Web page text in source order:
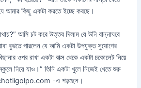
যে আমার কিছু একটা করতে ইচ্ছে করছে।
আমি চট করে উত্তর দিলাম যে উনি রান্নাঘরে
বুঝতে পারলেন যে আমি একটা উপযুক্ত সুযোগের
ওপর রাখা একটা বাক্স থেকে একটা চকোলেট নিয়ে
নিয়ে যাও।” তিনি একটা খুলে নিজেই খেতে শুরু
chotiigolpo.com -এ পড়ছেন।